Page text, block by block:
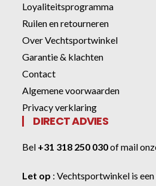
Loyaliteitsprogramma
Ruilen en retourneren
Over Vechtsportwinkel
Garantie & klachten
Contact
Algemene voorwaarden
Privacy verklaring
DIRECT ADVIES
Bel +31 318 250 030ofmail
Let op :Vechtsportwinkel is